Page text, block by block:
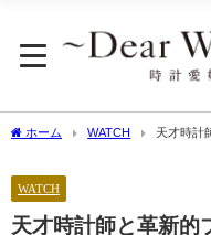
ホーム WATCH
天才時計
WATCH
天才時計師と革新的